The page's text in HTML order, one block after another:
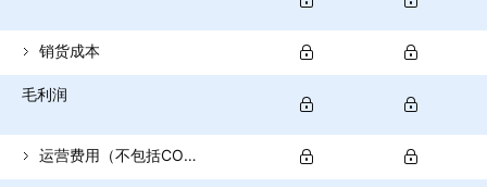
销货成本
毛利润
运营费用（不包括COGS）